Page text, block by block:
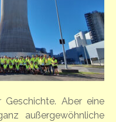
Aber eine
außergewöhnliche